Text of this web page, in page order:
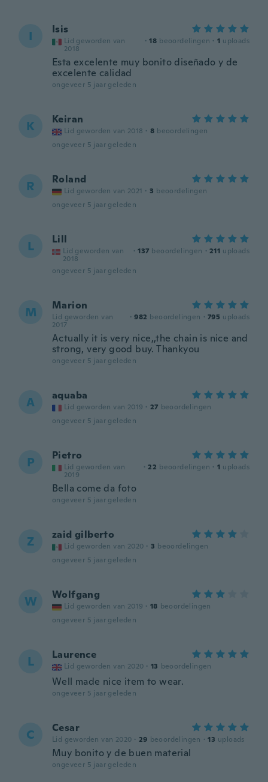
I Isis
Lid geworden van
2018
· 18 beoordelingen · 1 uploads
Esta excelente muy bonito diseñado y de
excelente calidad
ongeveer 5 jaar geleden
K Keiran
Lid geworden van 2018 · 8 beoordelingen
ongeveer 5 jaar geleden
R Roland
Lid geworden van 2021 · 3 beoordelingen
ongeveer 5 jaar geleden
L Lill
Lid geworden van
2018
· 137 beoordelingen · 211 uploads
ongeveer 5 jaar geleden
M Marion
Lid geworden van
2017
· 982 beoordelingen · 795 uploads
Actually it is very nice,,the chain is nice and
strong, very good buy. Thankyou
ongeveer 5 jaar geleden
A aquaba
Lid geworden van 2019 · 27 beoordelingen
ongeveer 5 jaar geleden
P Pietro
Lid geworden van
2019
· 22 beoordelingen · 1 uploads
Bella come da foto
ongeveer 5 jaar geleden
Z zaid gilberto
Lid geworden van 2020 · 3 beoordelingen
ongeveer 5 jaar geleden
W Wolfgang
Lid geworden van 2019 · 18 beoordelingen
ongeveer 5 jaar geleden
L Laurence
Lid geworden van 2020 · 13 beoordelingen
Well made nice item to wear.
ongeveer 5 jaar geleden
C Cesar
Lid geworden van 2020 · 29 beoordelingen · 13 uploads
Muy bonito y de buen material
ongeveer 5 jaar geleden